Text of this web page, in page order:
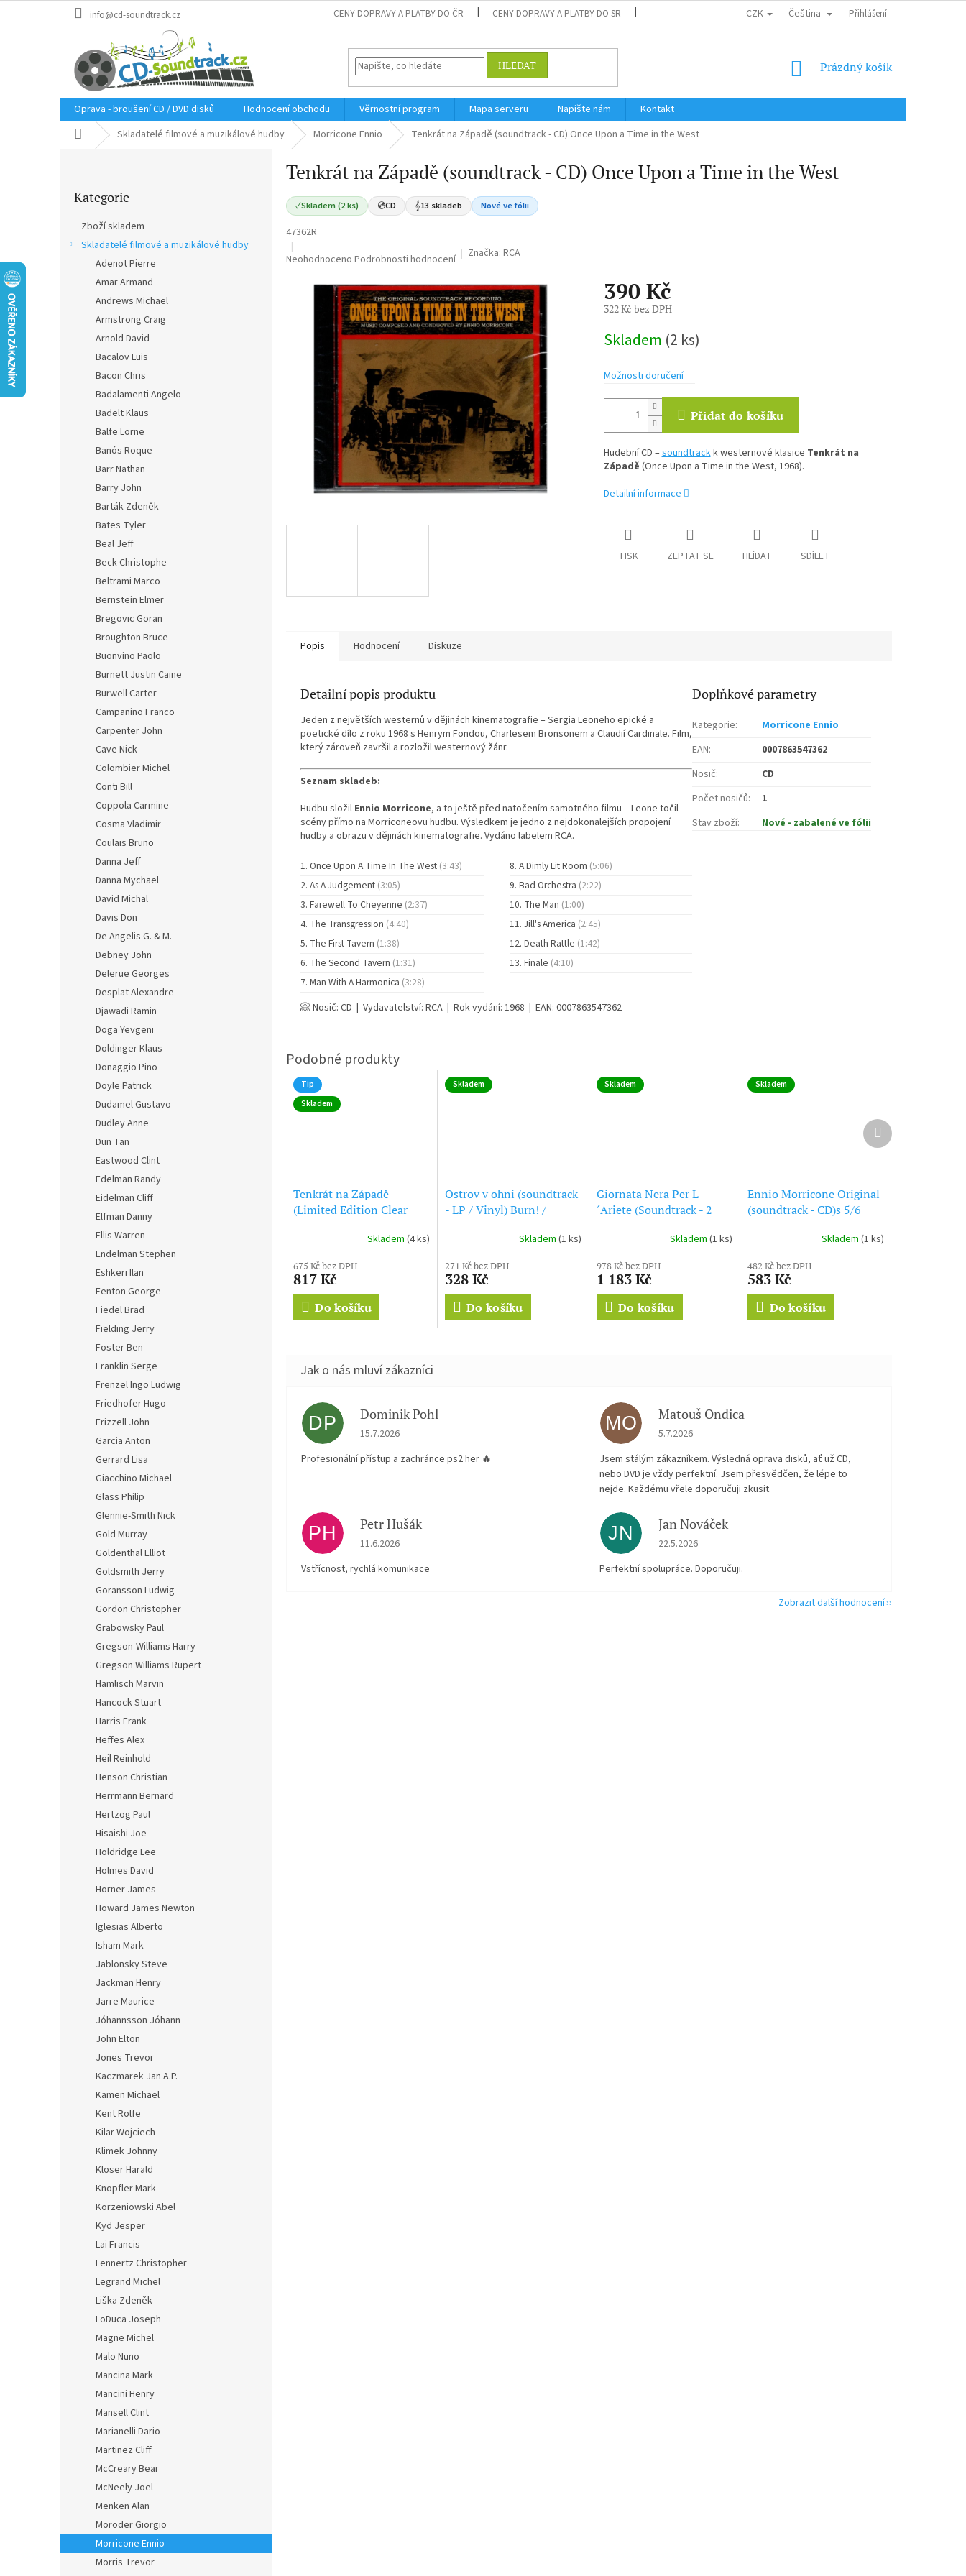
info@cd-soundtrack.cz CENY DOPRAVY A PLATBY DO ČR CENY DOPRAVY A PLATBY DO SR DOPRAVA DO EU / INTERNATIONAL SHIPPING OBCHODNÍ PODMÍNKY
CZK Čeština Přihlášení
HLEDAT
NÁKUPNÍ
Prázdný košík
Oprava - broušení CD / DVD disků Hodnocení obchodu Věrnostní program Mapa serveru Napište nám
Kontakt
Domů Skladatelé filmové a muzikálové hudby Morricone Ennio Tenkrát na Západě (soundtrack - CD) Once Upon a Time in the West
kategorie
Kategorie
Zboží skladem
Skladatelé filmové a muzikálové hudby
Adenot Pierre
Amar Armand
Andrews Michael
Armstrong Craig
Arnold David
Bacalov Luis
Bacon Chris
Badalamenti Angelo
Badelt Klaus
Balfe Lorne
Banós Roque
Barr Nathan
Barry John
Barták Zdeněk
Bates Tyler
Beal Jeff
Beck Christophe
Beltrami Marco
Bernstein Elmer
Bregovic Goran
Broughton Bruce
Buonvino Paolo
Burnett Justin Caine
Burwell Carter
Campanino Franco
Carpenter John
Cave Nick
Colombier Michel
Conti Bill
Coppola Carmine
Cosma Vladimir
Coulais Bruno
Danna Jeff
Danna Mychael
David Michal
Davis Don
De Angelis G. & M.
Debney John
Delerue Georges
Desplat Alexandre
Djawadi Ramin
Doga Yevgeni
Doldinger Klaus
Donaggio Pino
Doyle Patrick
Dudamel Gustavo
Dudley Anne
Dun Tan
Eastwood Clint
Edelman Randy
Eidelman Cliff
Elfman Danny
Ellis Warren
Endelman Stephen
Eshkeri Ilan
Fenton George
Fiedel Brad
Fielding Jerry
Foster Ben
Franklin Serge
Frenzel Ingo Ludwig
Friedhofer Hugo
Frizzell John
Garcia Anton
Gerrard Lisa
Giacchino Michael
Glass Philip
Glennie-Smith Nick
Gold Murray
Goldenthal Elliot
Goldsmith Jerry
Goransson Ludwig
Gordon Christopher
Grabowsky Paul
Gregson-Williams Harry
Gregson Williams Rupert
Hamlisch Marvin
Hancock Stuart
Harris Frank
Heffes Alex
Heil Reinhold
Henson Christian
Herrmann Bernard
Hertzog Paul
Hisaishi Joe
Holdridge Lee
Holmes David
Horner James
Howard James Newton
Iglesias Alberto
Isham Mark
Jablonsky Steve
Jackman Henry
Jarre Maurice
Jóhannsson Jóhann
John Elton
Jones Trevor
Kaczmarek Jan A.P.
Kamen Michael
Kent Rolfe
Kilar Wojciech
Klimek Johnny
Kloser Harald
Knopfler Mark
Korzeniowski Abel
Kyd Jesper
Lai Francis
Lennertz Christopher
Legrand Michel
Liška Zdeněk
LoDuca Joseph
Magne Michel
Malo Nuno
Mancina Mark
Mancini Henry
Mansell Clint
Marianelli Dario
Martinez Cliff
McCreary Bear
McNeely Joel
Menken Alan
Moroder Giorgio
Morricone Ennio
Morris Trevor
Tenkrát na Západě (soundtrack - CD) Once Upon a Time in the West
✓Skladem (2 ks) 💿CD 𝄞13 skladeb Nové ve fólii
47362R
Průměrné
produktu
hvězdiček.
Neohodnoceno Podrobnosti hodnocení Značka: RCA
390 Kč
322 Kč bez DPH
cena:
Skladem (2 ks)
Možnosti doručení
Přidat do košíku
Hudební CD –soundtrackk westernové klasice Tenkrát na
Západě (Once Upon a Time in the West, 1968).
Detailní informace
TISK ZEPTAT SE HLÍDAT SDÍLET
Popis Hodnocení Diskuze
Detailní popis produktu
Jeden z největších westernů v dějinách kinematografie – Sergia Leoneho epické a
poetické dílo z roku 1968 s Henrym Fondou, Charlesem Bronsonem a Claudií Cardinale. Film,
který zároveň završil a rozložil westernový žánr.
Seznam skladeb:
Hudbu složil Ennio Morricone, a to ještě před natočením samotného filmu – Leone točil
scény přímo na Morriconeovu hudbu. Výsledkem je jedno z nejdokonalejších propojení
hudby a obrazu v dějinách kinematografie. Vydáno labelem RCA.
Once Upon A Time In The West (3:43)
As A Judgement (3:05)
Farewell To Cheyenne (2:37)
The Transgression (4:40)
The First Tavern (1:38)
The Second Tavern (1:31)
Man With A Harmonica (3:28)
A Dimly Lit Room (5:06)
Bad Orchestra (2:22)
The Man (1:00)
Jill's America (2:45)
Death Rattle (1:42)
Finale (4:10)
📀 Nosič: CD | Vydavatelství: RCA | Rok vydání: 1968 | EAN: 0007863547362
Doplňkové parametry
Kategorie:
Morricone Ennio
EAN:
0007863547362
Nosič:
CD
Počet nosičů:
1
Stav zboží: Nové - zabalené ve fólii
Tip
Skladem
Tenkrát na Západě
(Limited Edition Clear
una volta il West - Once
Skladem (4 ks)
675 Kč bez DPH
817 Kč
Do košíku
Skladem
Ostrov v ohni (soundtrack
- LP / Vinyl) Burn! /
Skladem (1 ks)
271 Kč bez DPH
328 Kč
Do košíku
Skladem
Giornata Nera Per L
´Ariete (Soundtrack - 2
Skladem(1 ks)
978 Kč bez DPH
1 183 Kč
Do košíku
Skladem
Ennio Morricone Original
(soundtrack - CD)s 5/6
Skladem (1 ks)
482 Kč bez DPH
583 Kč
Do košíku
Další
produkt
DP Dominik Pohl
Hodnocení obchodu je 5 z 5 hvězdiček.
15.7.2026
Profesionální přístup a zachránce ps2 her 🔥
MO Matouš Ondica
Hodnocení obchodu je 5 z 5 hvězdiček.
5.7.2026
Jsem stálým zákazníkem. Výsledná oprava disků, ať už CD,
nebo DVD je vždy perfektní. Jsem přesvědčen, že lépe to
nejde. Každému vřele doporučuji zkusit.
PH Petr Hušák
Hodnocení obchodu je 5 z 5 hvězdiček.
11.6.2026
Vstřícnost, rychlá komunikace
JN Jan Nováček
Hodnocení obchodu je 5 z 5 hvězdiček.
22.5.2026
Perfektní spolupráce. Doporučuji.
Zobrazit další hodnocení